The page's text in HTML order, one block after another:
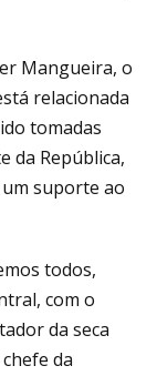
Mangueira, o
relacionada
tomadas
da República,
suporte ao
todos,
com o
da seca
da